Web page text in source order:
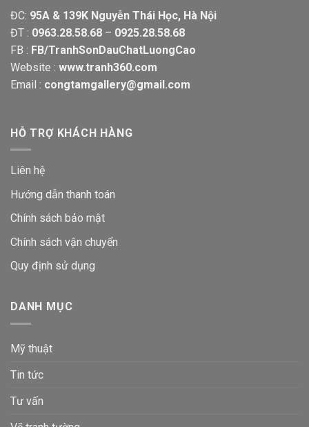
ĐC: 95A & 139K Nguyễn Thái Học, Hà Nội
ĐT : 0963.28.58.68 – 0925.28.58.68
FB : FB/TranhSonDauChatLuongCao
Website : www.tranh360.com
Email : congtamgallery@gmail.com
HỖ TRỢ KHÁCH HÀNG
Liên hệ
Hướng dẫn thanh toán
Chính sách bảo mật
Chính sách vận chuyển
Quy định sử dụng
DANH MỤC
Mỹ thuật
Tin tức
Tư vấn